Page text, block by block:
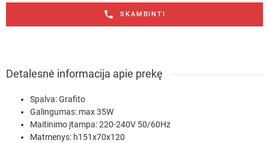
SKAMBINTI
Detalesnė informacija apie prekę
Spalva:Grafito
Galingumas: max 35W
Maitinimo įtampa:220-240V 50/60Hz
Matmenys: h151x70x120